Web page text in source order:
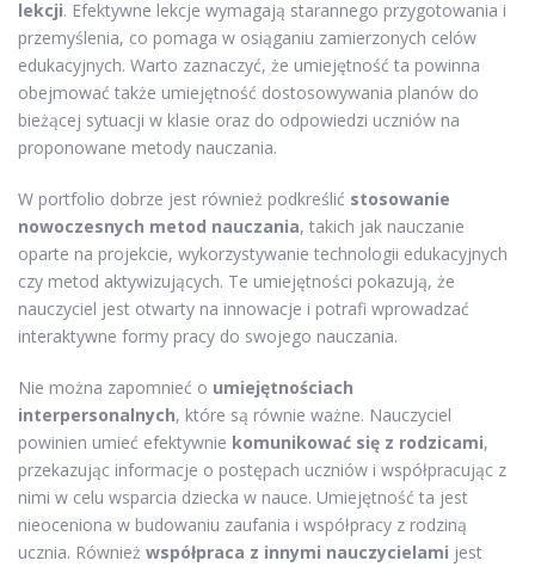
lekcji. Efektywne lekcje wymagają starannego przygotowania i
przemyślenia, co pomaga w osiąganiu zamierzonych celów
edukacyjnych. Warto zaznaczyć, że umiejętność ta powinna
obejmować także umiejętność dostosowywania planów do
bieżącej sytuacji w klasie oraz do odpowiedzi uczniów na
proponowane metody nauczania.
W portfolio dobrze jest również podkreślić stosowanie
nowoczesnych metod nauczania, takich jak nauczanie
oparte na projekcie, wykorzystywanie technologii edukacyjnych
czy metod aktywizujących. Te umiejętności pokazują, że
nauczyciel jest otwarty na innowacje i potrafi wprowadzać
interaktywne formy pracy do swojego nauczania.
Nie można zapomnieć o umiejętnościach
interpersonalnych, które są równie ważne. Nauczyciel
powinien umieć efektywnie komunikować się z rodzicami,
przekazując informacje o postępach uczniów i współpracując z
nimi w celu wsparcia dziecka w nauce. Umiejętność ta jest
nieoceniona w budowaniu zaufania i współpracy z rodziną
ucznia. Również współpraca z innymi nauczycielami jest